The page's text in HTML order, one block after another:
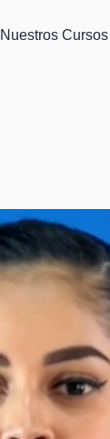
Nuestros Cursos